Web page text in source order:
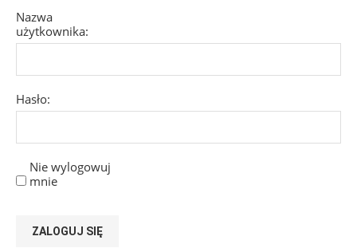
Nazwa
użytkownika:
Hasło:
Nie wylogowuj
mnie
ZALOGUJ SIĘ